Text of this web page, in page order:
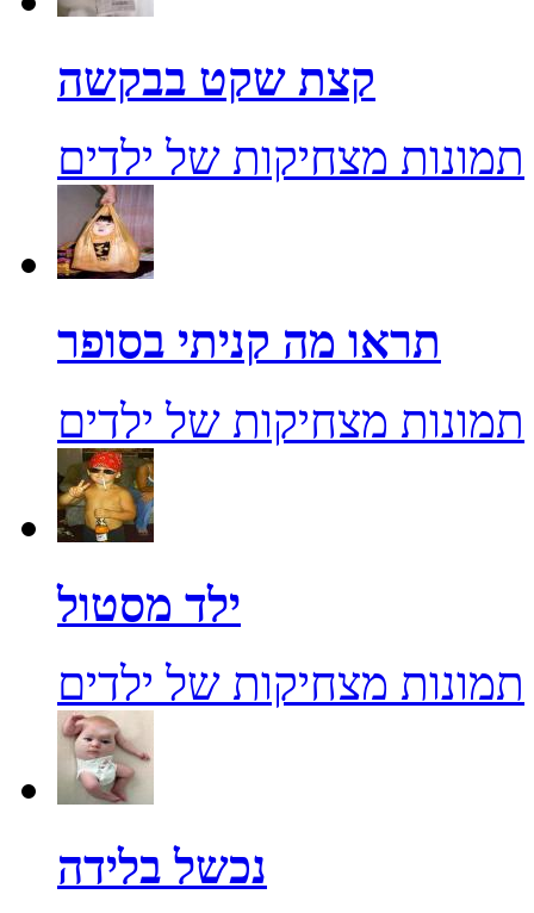
קצת שקט בבקשה
תמונות מצחיקות של ילדים
תראו מה קניתי בסופר
תמונות מצחיקות של ילדים
ילד מסטול
תמונות מצחיקות של ילדים
נכשל בלידה